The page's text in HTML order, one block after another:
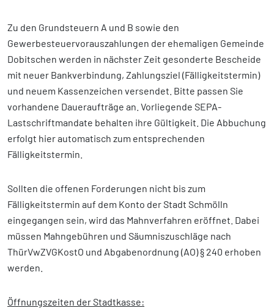
Zu den Grundsteuern A und B sowie den
Gewerbesteuervorauszahlungen der ehemaligen Gemeinde
Dobitschen werden in nächster Zeit gesonderte Bescheide
mit neuer Bankverbindung, Zahlungsziel (Fälligkeitstermin)
und neuem Kassenzeichen versendet. Bitte passen Sie
vorhandene Daueraufträge an. Vorliegende SEPA-
Lastschriftmandate behalten ihre Gültigkeit. Die Abbuchung
erfolgt hier automatisch zum entsprechenden
Fälligkeitstermin.
Sollten die offenen Forderungen nicht bis zum
Fälligkeitstermin auf dem Konto der Stadt Schmölln
eingegangen sein, wird das Mahnverfahren eröffnet. Dabei
müssen Mahngebühren und Säumniszuschläge nach
ThürVwZVGKostO und Abgabenordnung (AO) § 240 erhoben
werden.
Öffnungszeiten der Stadtkasse: